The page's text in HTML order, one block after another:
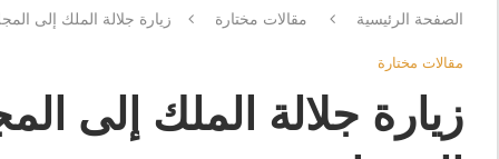
الصفحة الرئيسية مقالات مختارة زيارة جلالة الملك إلى
مقالات مختارة
زيارة جلالة الملك إلى